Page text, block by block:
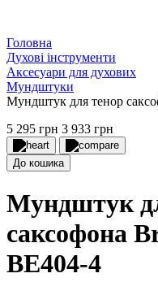
Головна
Духові інструменти
Аксесуари для духових
Мундштуки
Мундштук для тенор
5 295 грн 3 933 грн
До кошика
Мундштук
саксофона
BE404-4